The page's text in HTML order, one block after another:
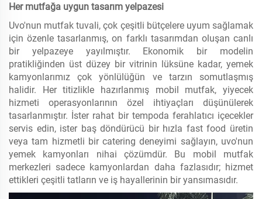
Her mutfağa uygun tasarım yelpazesi
Uvo'nun mutfak tuvali, çok çeşitli bütçelere uyum sağlamak
için özenle tasarlanmış, on farklı tasarımdan oluşan canlı
bir yelpazeye yayılmıştır. Ekonomik bir modelin
pratikliğinden üst düzey bir vitrinin lüksüne kadar, yemek
kamyonlarımız çok yönlülüğün ve tarzın somutlaşmış
halidir. Her titizlikle hazırlanmış mobil mutfak, yiyecek
hizmeti operasyonlarının özel ihtiyaçları düşünülerek
tasarlanmıştır. İster rahat bir tempoda ferahlatıcı içecekler
servis edin, ister baş döndürücü bir hızla fast food üretin
veya tam hizmetli bir catering deneyimi sağlayın, uvo'nun
yemek kamyonları nihai çözümdür. Bu mobil mutfak
merkezleri sadece kamyonlardan daha fazlasıdır; hizmet
ettikleri çeşitli tatların ve iş hayallerinin bir yansımasıdır.